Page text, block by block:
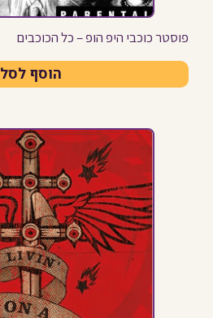
פוסטר כוכבי היפ הופ – כל הכוכבים
הוסף לסל